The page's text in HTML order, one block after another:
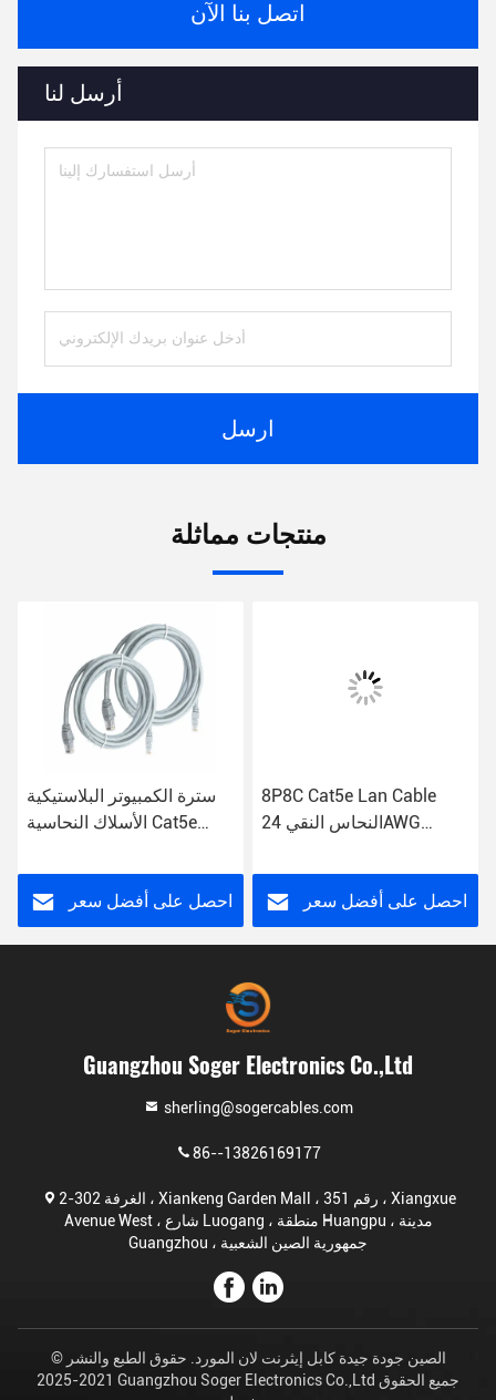
اتصل بنا الآن
أرسل لنا
ارسل
منتجات مماثلة
سترة الكمبيوتر البلاستيكية
الأسلاك النحاسية Cat5e
داخلي
احصل على أفضل سعر
8P8C Cat5e Lan Cable
النحاس النقي 24AWG
التصحيح الحبل
احصل على أفضل سعر
Guangzhou Soger Electronics Co.,Ltd
sherling@sogercables.com
86--13826169177
الغرفة 302-2 ، Xiankeng Garden Mall ، رقم 351 ، Xiangxue
Avenue West ، شارع Luogang ، منطقة Huangpu ، مدينة
Guangzhou ، جمهورية الصين الشعبية
الصين جودة جيدة كابل إيثرنت لان المورد. حقوق الطبع والنشر ©
2021-2025 Guangzhou Soger Electronics Co.,Ltd جميع الحقوق